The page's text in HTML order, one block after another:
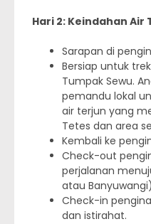
Hari 2: Keindahan Air
Sarapan di
Bersiap untuk
Tumpak Sewu.
pemandu lokal
air terjun yang
Tetes dan area
Kembali ke
Check-out
perjalanan
atau
Check-in
dan istirahat.